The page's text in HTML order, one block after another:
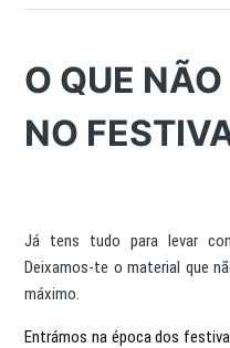
O QUE
NO
Já tens tudo para levar
Deixamos-te o material que
máximo.
Entrámos na época dos